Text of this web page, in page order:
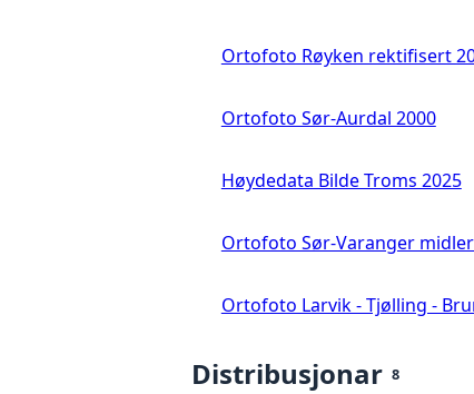
Ortofoto Røyken rektifisert
Ortofoto Sør-Aurdal 2000
Høydedata Bilde Troms 2025
Ortofoto Sør-Varanger
Ortofoto Larvik - Tjølling -
Distribusjonar 8